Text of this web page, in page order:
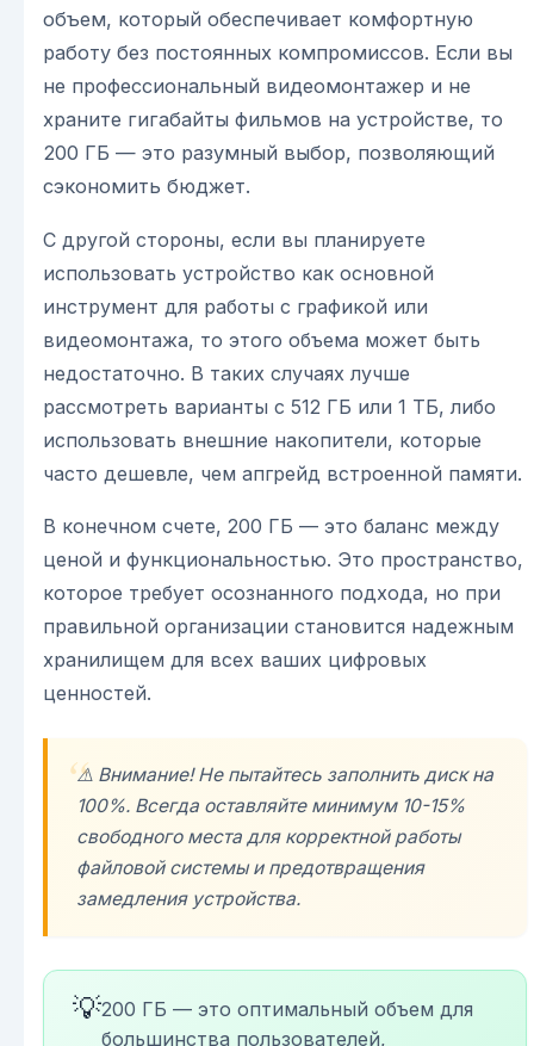
объем, который обеспечивает комфортную
работу без постоянных компромиссов. Если вы
не профессиональный видеомонтажер и не
храните гигабайты фильмов на устройстве, то
200 ГБ — это разумный выбор, позволяющий
сэкономить бюджет.
С другой стороны, если вы планируете
использовать устройство как основной
инструмент для работы с графикой или
видеомонтажа, то этого объема может быть
недостаточно. В таких случаях лучше
рассмотреть варианты с 512 ГБ или 1 ТБ, либо
использовать внешние накопители, которые
часто дешевле, чем апгрейд встроенной памяти.
В конечном счете, 200 ГБ — это баланс между
ценой и функциональностью. Это пространство,
которое требует осознанного подхода, но при
правильной организации становится надежным
хранилищем для всех ваших цифровых
ценностей.
⚠️ Внимание! Не пытайтесь заполнить диск на
100%. Всегда оставляйте минимум 10-15%
свободного места для корректной работы
файловой системы и предотвращения
замедления устройства.
💡200 ГБ — это оптимальный объем для
большинства пользователей,